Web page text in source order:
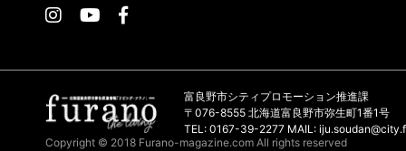
富良野市シティプロモーション推進課
〒076-8555 北海道富良野市弥生町1番1号
TEL: 0167-39-2277 MAIL:
Copyright © 2018 Furano-magazine.com All rights reserved